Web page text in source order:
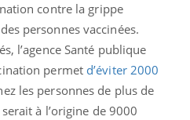
contre la grippe
personnes vaccinées.
l’agence Santé publique
permet d’éviter 2000
les personnes de plus de
à l’origine de 9000